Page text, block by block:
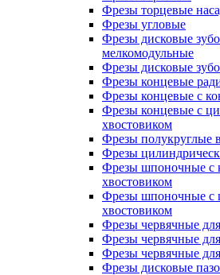
Фрезы торцевые
Фрезы угловые
Фрезы дисковые
мелкомодульные
Фрезы дисковые
Фрезы концевые
Фрезы концевые с
Фрезы концевые с
хвостовиком
Фрезы полукруглые
Фрезы
Фрезы шпоночные с
хвостовиком
Фрезы шпоночные с
хвостовиком
Фрезы червячные
Фрезы червячные для
Фрезы червячные
Фрезы дисковые